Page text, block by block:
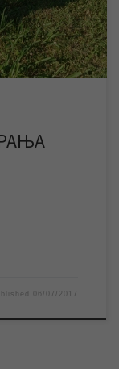
доћи до пада
06/07/2017